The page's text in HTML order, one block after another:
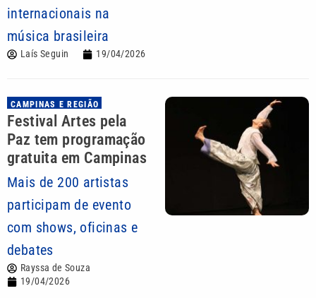
internacionais na
música brasileira
Laís Seguin 19/04/2026
CAMPINAS E REGIÃO
Festival Artes pela
Paz tem programação
gratuita em Campinas
Mais de 200 artistas
participam de evento
com shows, oficinas e
debates
Rayssa de Souza
19/04/2026